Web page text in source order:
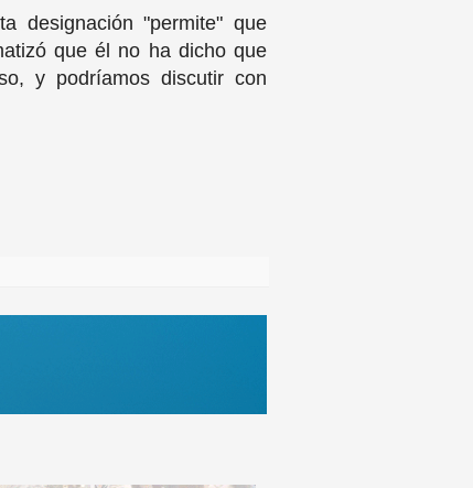
designación "permite" que
que él no ha dicho que
y podríamos discutir con